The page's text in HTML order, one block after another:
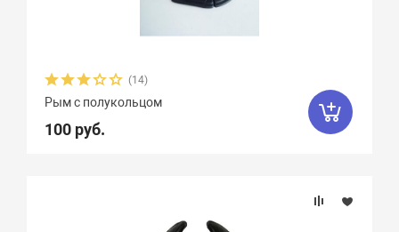
Материал
(14)
Рым с полукольцом
100 руб.